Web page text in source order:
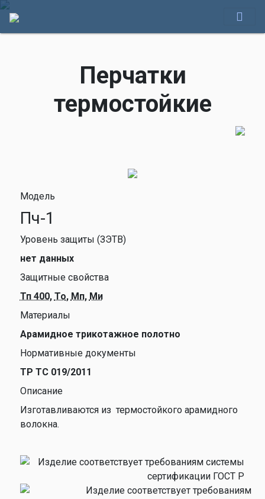
Перчатки
термостойкие
Модель
Пч-1
Уровень защиты (ЗЭТВ)
нет данных
Защитные свойства
Тп 400, То, Мп, Ми
Материалы
Арамидное трикотажное полотно
Нормативные документы
ТР ТС 019/2011
Описание
Изготавливаются из термостойкого арамидного
волокна.